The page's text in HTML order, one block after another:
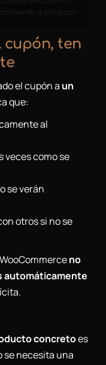
al producto.
ten
el cupón a un
que:
al
veces como se
se verán
otros si no se
no
automáticamente
concretoes
necesita una